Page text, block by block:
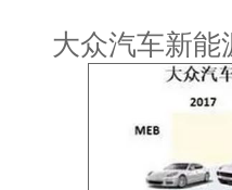
大众汽车新能